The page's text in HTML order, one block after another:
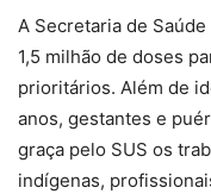
A Secretaria de
1,5 milhão de doses
prioritários. Além de
anos, gestantes e
graça pelo SUS os
indígenas,